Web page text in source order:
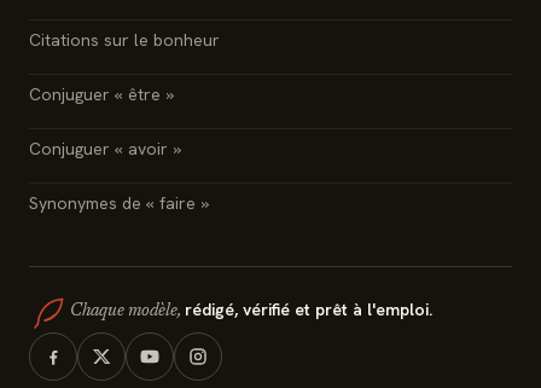
Citations sur le bonheur
Conjuguer « être »
Conjuguer « avoir »
Synonymes de « faire »
Chaque modèle, rédigé, vérifié et prêt à l'emploi.